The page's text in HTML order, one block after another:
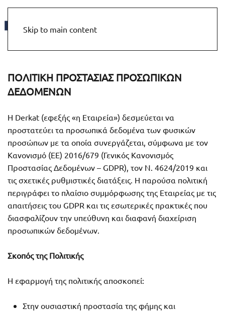
Skip to main content
ΠΟΛΙΤΙΚΗ ΠΡΟΣΤΑΣΙΑΣ ΠΡΟΣΩΠΙΚΩΝ
ΔΕΔΟΜΕΝΩΝ
Η Derkat (εφεξής «η Εταιρεία») δεσμεύεται να
προστατεύει τα προσωπικά δεδομένα των φυσικών
προσώπων με τα οποία συνεργάζεται, σύμφωνα με τον
Κανονισμό (ΕΕ) 2016/679 (Γενικός Κανονισμός
Προστασίας Δεδομένων – GDPR), τον Ν. 4624/2019 και
τις σχετικές ρυθμιστικές διατάξεις. Η παρούσα πολιτική
περιγράφει το πλαίσιο συμμόρφωσης της Εταιρείας με τις
απαιτήσεις του GDPR και τις εσωτερικές πρακτικές που
διασφαλίζουν την υπεύθυνη και διαφανή διαχείριση
προσωπικών δεδομένων.
Σκοπός της Πολιτικής
Η εφαρμογή της πολιτικής αποσκοπεί:
Στην ουσιαστική προστασία της φήμης και